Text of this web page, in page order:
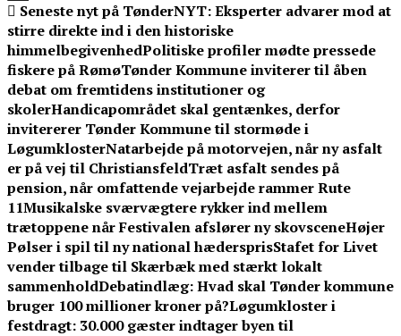
Seneste nyt på TønderNYT:Eksperter advarer mod at
stirre direkte ind i den historiske
himmelbegivenhedPolitiske profiler mødte pressede
fiskere på RømøTønder Kommune inviterer til åben
debat om fremtidens institutioner og
skolerHandicapområdet skal gentænkes, derfor
invitererer Tønder Kommune til stormøde i
LøgumklosterNatarbejde på motorvejen, når ny asfalt
er på vej til ChristiansfeldTræt asfalt sendes på
pension, når omfattende vejarbejde rammer Rute
11Musikalske sværvægtere rykker ind mellem
trætoppene når Festivalen afslører ny skovsceneHøjer
Pølser i spil til ny national hædersprisStafet for Livet
vender tilbage til Skærbæk med stærkt lokalt
sammenholdDebatindlæg: Hvad skal Tønder kommune
bruger 100 millioner kroner på?Løgumkloster i
festdragt: 30.000 gæster indtager byen til